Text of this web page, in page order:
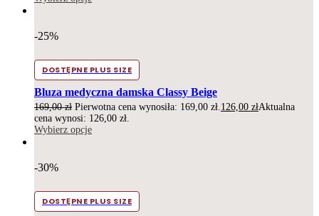
-25%
DOSTĘPNE PLUS SIZE
Bluza medyczna damska Classy Beige
169,00zł Pierwotna cena wynosiła: 169,00 zł. 126,00 złAktualna
cena wynosi: 126,00 zł.
Wybierz opcje
-30%
DOSTĘPNE PLUS SIZE